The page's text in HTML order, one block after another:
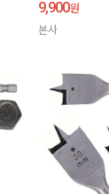
9,900원
본사